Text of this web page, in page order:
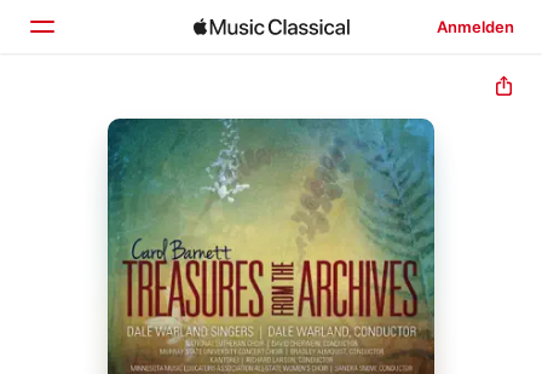
Anmelden
Startseite
Entdecken
Suchen